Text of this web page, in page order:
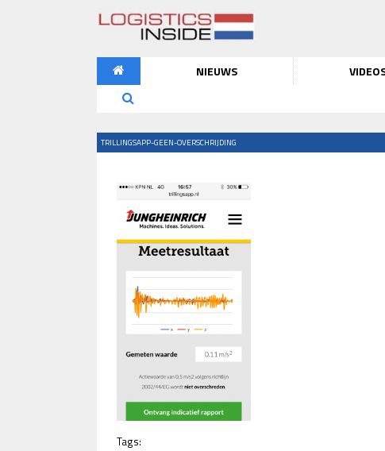
NIEUWS
TRILLINGSAPP-GEEN-OVERSCHRIJDING
Tags: